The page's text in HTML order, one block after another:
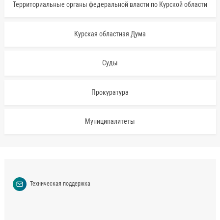
Территориальные органы федеральной власти по Курской области
Курская областная Дума
Суды
Прокуратура
Муниципалитеты
Техническая поддержка